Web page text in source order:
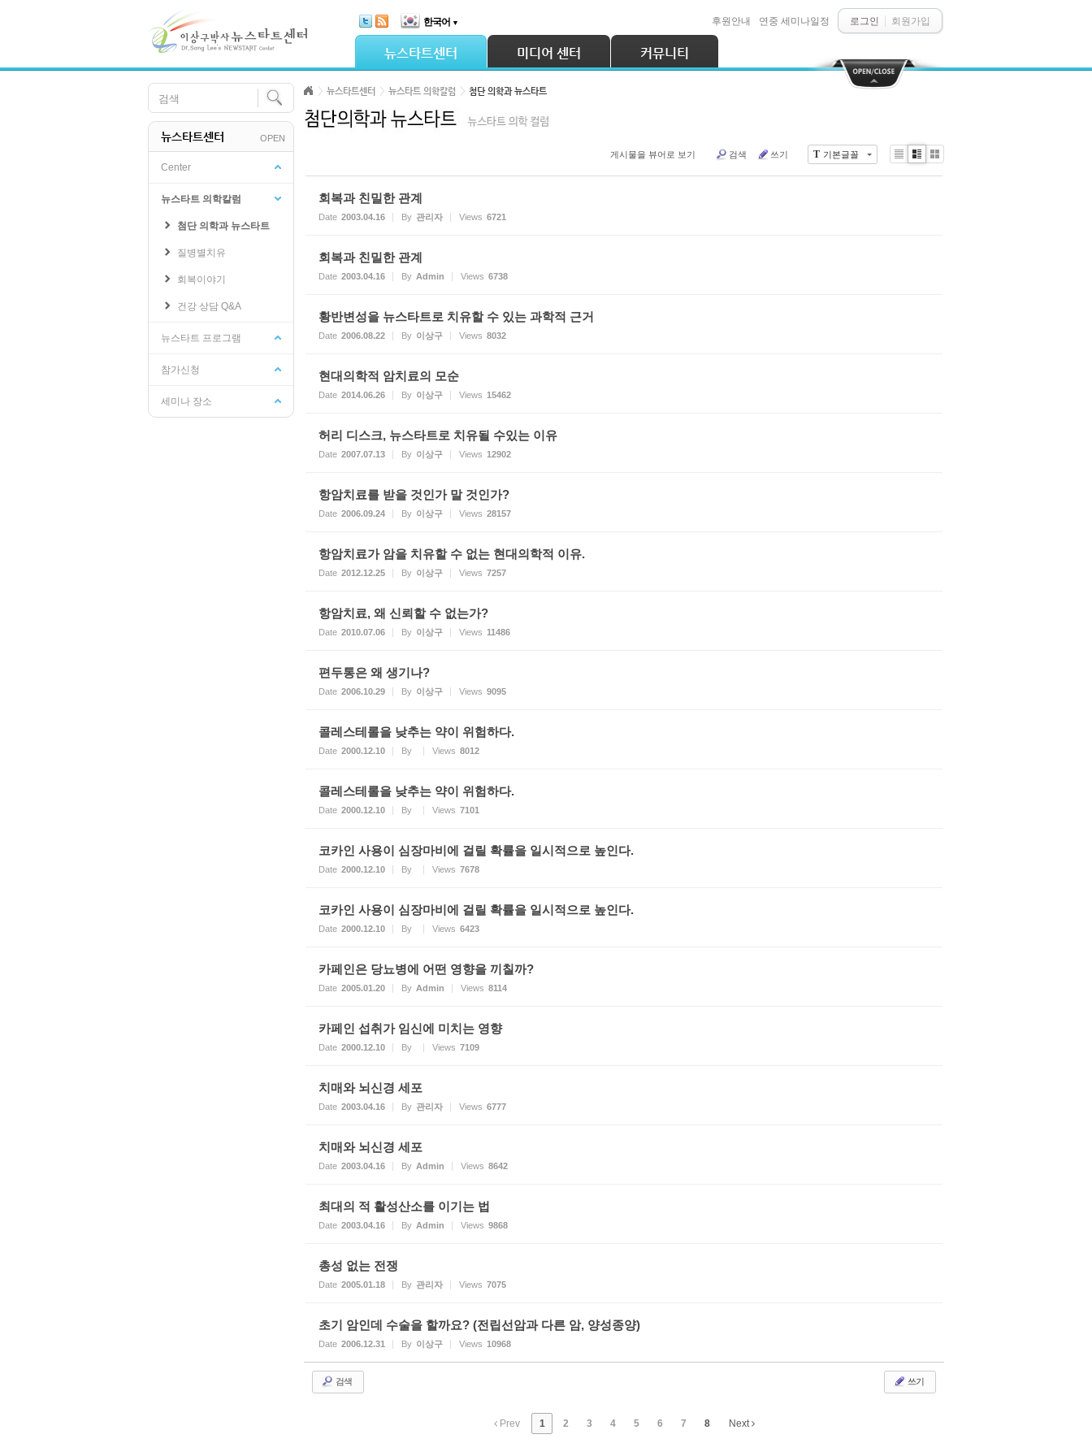
한국어 ▼ 로그인 회원가입
후원안내 연중 세미나일정
뉴스타트센터 미디어 센터 커뮤니티
뉴스타트센터 OPEN
Center
뉴스타트 의학칼럼
첨단 의학과 뉴스타트
질병별치유
회복이야기
건강 상담 Q&A
뉴스타트 프로그램
참가신청
세미나 장소
뉴스타트센터 뉴스타트 의학칼럼 첨단 의학과 뉴스타트
T 기본글꼴
게시물을 뷰어로 보기 검색 쓰기
Li
Zi
G
회복과 친밀한 관계
Date 2003.04.16 By 관리자 Views 6721
회복과 친밀한 관계
Date 2003.04.16 By Admin Views 6738
황반변성을 뉴스타트로 치유할 수 있는 과학적 근거
Date 2006.08.22 By 이상구 Views 8032
현대의학적 암치료의 모순
Date 2014.06.26 By 이상구 Views 15462
허리 디스크, 뉴스타트로 치유될 수있는 이유
Date 2007.07.13 By 이상구 Views 12902
항암치료를 받을 것인가 말 것인가?
Date 2006.09.24 By 이상구 Views 28157
항암치료가 암을 치유할 수 없는 현대의학적 이유.
Date 2012.12.25 By 이상구 Views 7257
항암치료, 왜 신뢰할 수 없는가?
Date 2010.07.06 By 이상구 Views 11486
편두통은 왜 생기나?
Date 2006.10.29 By 이상구 Views 9095
콜레스테롤을 낮추는 약이 위험하다.
Date 2000.12.10 By Views 8012
콜레스테롤을 낮추는 약이 위험하다.
Date 2000.12.10 By Views 7101
코카인 사용이 심장마비에 걸릴 확률을 일시적으로 높인다.
Date 2000.12.10 By Views 7678
코카인 사용이 심장마비에 걸릴 확률을 일시적으로 높인다.
Date 2000.12.10 By Views 6423
카페인은 당뇨병에 어떤 영향을 끼칠까?
Date 2005.01.20 By Admin Views 8114
카페인 섭취가 임신에 미치는 영향
Date 2000.12.10 By Views 7109
치매와 뇌신경 세포
Date 2003.04.16 By 관리자 Views 6777
치매와 뇌신경 세포
Date 2003.04.16 By Admin Views 8642
최대의 적 활성산소를 이기는 법
Date 2003.04.16 By Admin Views 9868
총성 없는 전쟁
Date 2005.01.18 By 관리자 Views 7075
초기 암인데 수술을 할까요? (전립선암과 다른 암, 양성종양)
Date 2006.12.31 By 이상구 Views 10968
검색 쓰기
Prev 1 2 3 4 5 6 7 8 Next
Sketchbook5, 스케치북5
Sketchbook5, 스케치북5
Sketchbook5, 스케치북5
Sketchbook5, 스케치북5